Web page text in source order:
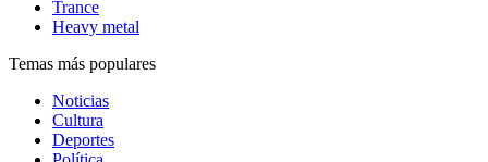
Trance
Heavy metal
Temas más populares
Noticias
Cultura
Deportes